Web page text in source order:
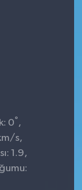
0° ,
s,
1.9,